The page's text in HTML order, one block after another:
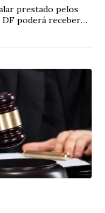
prestado pelos
poderá receber